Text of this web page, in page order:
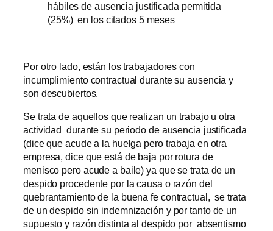
hábiles de ausencia justificada permitida
(25%) en los citados 5 meses
Por otro lado, están los trabajadores con
incumplimiento contractual durante su ausencia y
son descubiertos.
Se trata de aquellos que realizan un trabajo u otra
actividad durante su periodo de ausencia justificada
(dice que acude a la huelga pero trabaja en otra
empresa, dice que está de baja por rotura de
menisco pero acude a baile) ya que se trata de un
despido procedente por la causa o razón del
quebrantamiento de la buena fe contractual, se trata
de un despido sin indemnización y por tanto de un
supuesto y razón distinta al despido por absentismo